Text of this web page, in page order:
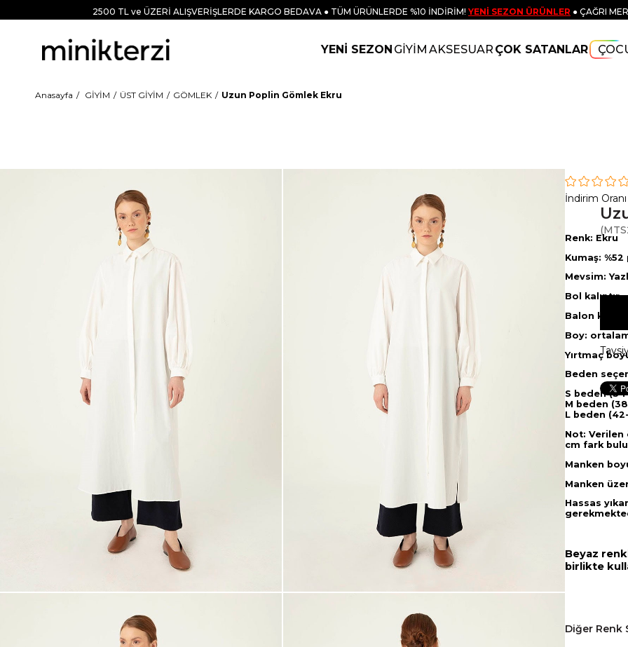
2500 TL ve ÜZERİ ALIŞVERİŞLERDE KARGO BEDAVA ● TÜM ÜRÜNLERDE %10 İNDİRİM! YENİ SEZON ÜRÜNLER ● ÇAĞRI
YENİ SEZON GİYİM AKSESUAR ÇOK SATANLAR
Anasayfa GİYİM ÜST GİYİM GÖMLEK
Uzun Poplin Gömlek Ekru
İndirim Oranı
Renk: Ekru
Kumaş:
Mevsim:
Bol kalıptır.
Balon
Boy:
Yırtmaç
Beden
S beden
M beden
L beden
Not:
cm fark
Manken
Manken
Hassas
Beyaz
birlikte
Diğer Renk